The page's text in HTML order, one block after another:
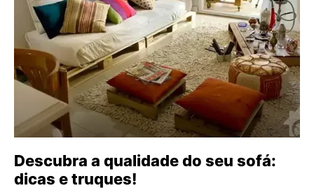
Descubra a qualidade do seu sofá:
dicas e truques!